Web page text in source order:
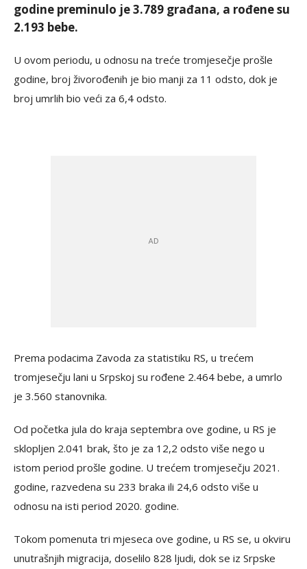
godine preminulo je 3.789 građana, a rođene su
2.193 bebe.
U ovom periodu, u odnosu na treće tromjesečje prošle
godine, broj živorođenih je bio manji za 11 odsto, dok je
broj umrlih bio veći za 6,4 odsto.
Prema podacima Zavoda za statistiku RS, u trećem
tromjesečju lani u Srpskoj su rođene 2.464 bebe, a umrlo
je 3.560 stanovnika.
Od početka jula do kraja septembra ove godine, u RS je
sklopljen 2.041 brak, što je za 12,2 odsto više nego u
istom period prošle godine. U trećem tromjesečju 2021.
godine, razvedena su 233 braka ili 24,6 odsto više u
odnosu na isti period 2020. godine.
Tokom pomenuta tri mjeseca ove godine, u RS se, u okviru
unutrašnjih migracija, doselilo 828 ljudi, dok se iz Srpske